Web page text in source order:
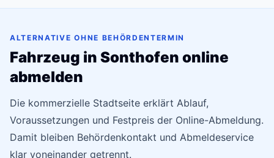
ALTERNATIVE OHNE BEHÖRDENTERMIN
Fahrzeug in Sonthofen online
abmelden
Die kommerzielle Stadtseite erklärt Ablauf,
Voraussetzungen und Festpreis der Online-Abmeldung.
Damit bleiben Behördenkontakt und Abmeldeservice
klar voneinander getrennt.